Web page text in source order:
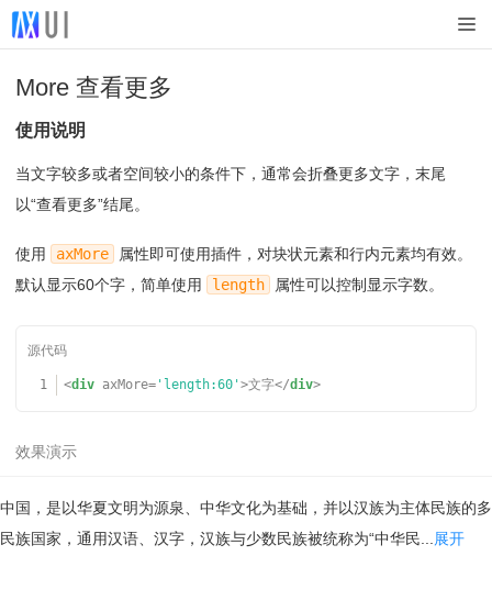
More 查看更多
使用说明
当文字较多或者空间较小的条件下，通常会折叠更多文字，末尾
以“查看更多”结尾。
使用 axMore
属性即可使用插件，对块状元素和行内元素均有效。
默认显示60个字，简单使用
length 属性可以控制显示字数。
1 <div axMore= 'length:60'>文字</div>
中国，是以华夏文明为源泉、中华文化为基础，并以汉族为主体民族的多
民族国家，通用汉语、汉字，汉族与少数民族被统称为“中华民...
展开